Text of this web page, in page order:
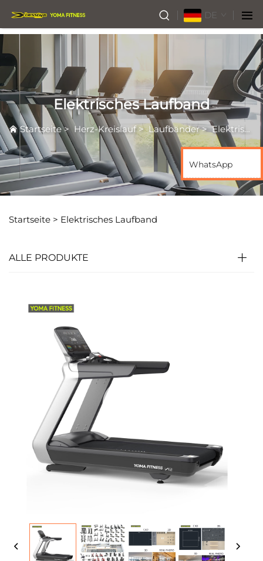
DE
Elektrisches Laufband
Startseite>Herz-Kreislauf>Laufbänder>Elektrisches Laufband
Startseite > Elektrisches Laufband
ALLE PRODUKTE
WhatsApp